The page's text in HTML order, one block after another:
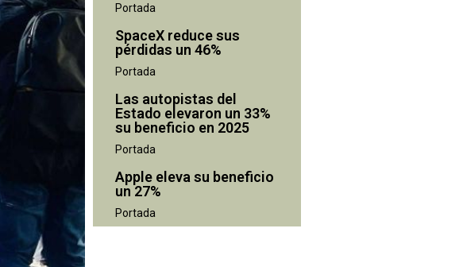
Portada
SpaceX reduce sus
pérdidas un 46%
Portada
Las autopistas del
Estado elevaron un 33%
su beneficio en 2025
Portada
Apple eleva su beneficio
un 27%
Portada